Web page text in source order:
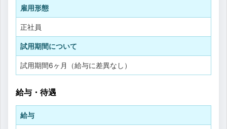
雇用形態
正社員
試用期間について
試用期間6ヶ月（給与に差異なし）
給与・待遇
給与